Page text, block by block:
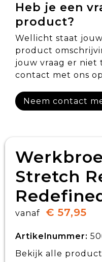
Heb je een
product?
Wellicht staat
product
jouw vraag er niet
contact met ons op
Neem contact
Stretch
vanaf € 57,95
Artikelnummer:
Bekijk alle